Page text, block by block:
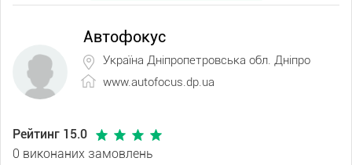
Автофокус
Україна Дніпропетровська обл. Дніпро
www.autofocus.dp.ua
Рейтинг 15.0
0 виконаних замовлень